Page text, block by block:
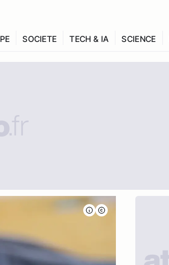
SOCIETE TECH & IA SCIENCE